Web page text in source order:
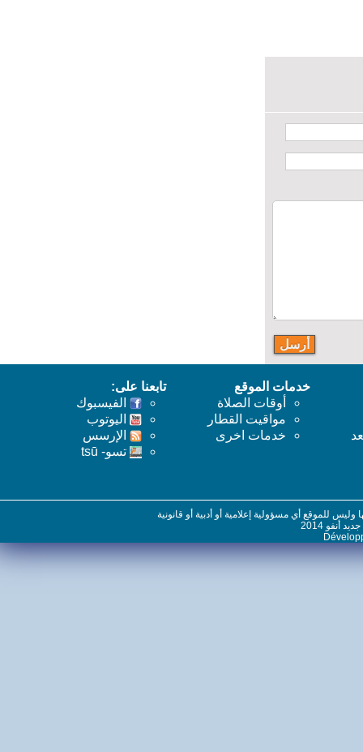
خدمات الموقع
أوقات الصلاة
مواقيت القطار
خدمات اخرى
تابعنا على:
الفيسبوك
اليوتوب
اﻹرسس
تسو- tsū
للموقع أي مسؤولية إعلامية أو أدبية أو قانونية
2014